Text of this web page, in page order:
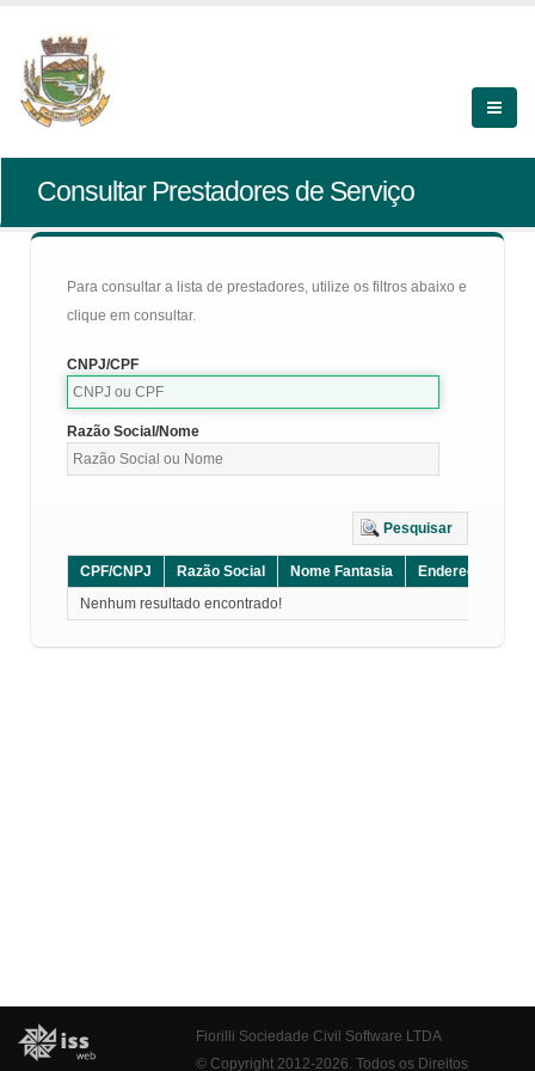
Consultar Prestadores de Serviço
Para consultar a lista de prestadores, utilize os filtros abaixo e
clique em consultar.
CNPJ/CPF
Razão Social/Nome
Pesquisar
CPF/CNPJ Razão Social Nome Fantasia Endereço
Nenhum resultado encontrado!
Fiorilli Sociedade Civil Software LTDA
© Copyright 2012-2026. Todos os Direitos